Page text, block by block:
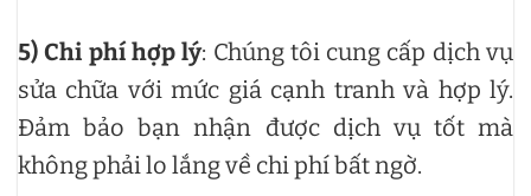
5)Chi phí hợp lý: Chúng tôi cung cấp dịch vụ
sửa chữa với mức giá cạnh tranh và hợp lý.
Đảm bảo bạn nhận được dịch vụ tốt mà
không phải lo lắng về chi phí bất ngờ.